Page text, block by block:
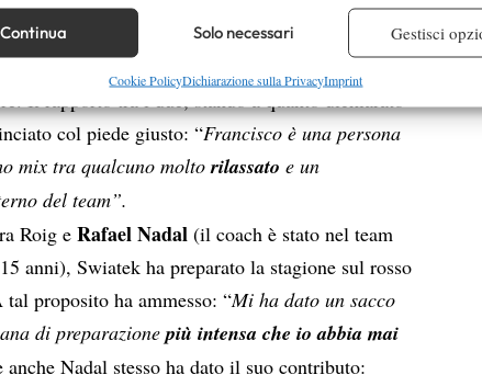
i dispositivi in base alle informazioni trasmesse automaticamente.
la sicurezza, prevenire e rilevare frodi, correggere errori,
presentare pubblicità e contenuto, Salvare e comunicare le
privacy.
Continua Solo necessari Gestisci
Cookie PolicyDichiarazione sulla PrivacyImprint
nel 2026 ha vissuto l’arrivo di FranciscoRoig
Il rapporto tra i due, stando a quanto dichiarato
col piede giusto: “Francisco è una persona
mix tra qualcuno moltorilassato e un
del team”.
Roig eRafael Nadal(il coach è stato nel team
anni), Swiatek ha preparato la stagione sul rosso
proposito ha ammesso: “Mi ha dato un sacco
di preparazionepiù intensa che io abbia mai
Nadal stesso ha dato il suo contributo: